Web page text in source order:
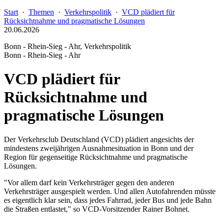
Start · Themen · Verkehrspolitik · VCD plädiert für
Rücksichtnahme und pragmatische Lösungen
20.06.2026
Bonn - Rhein-Sieg - Ahr, Verkehrspolitik
Bonn - Rhein-Sieg - Ahr
VCD plädiert für
Rücksichtnahme und
pragmatische Lösungen
Der Verkehrsclub Deutschland (VCD) plädiert angesichts der
mindestens zweijährigen Ausnahmesituation in Bonn und der
Region für gegenseitige Rücksichtnahme und pragmatische
Lösungen.
"Vor allem darf kein Verkehrsträger gegen den anderen
Verkehrsträger ausgespielt werden. Und allen Autofahrenden müsste
es eigentlich klar sein, dass jedes Fahrrad, jeder Bus und jede Bahn
die Straßen entlastet," so VCD-Vorsitzender Rainer Bohnet.